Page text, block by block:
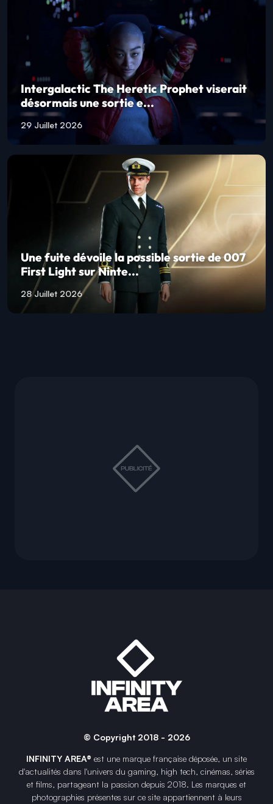
Intergalactic The Heretic Prophet viserait
désormais une sortie e...
29 Juillet 2026
Une fuite dévoile la possible sortie de 007
First Light sur Ninte...
28 Juillet 2026
© Copyright 2018 - 2026
INFINITY AREA® est une marque française déposée, un site
d'actualités dans l'univers du gaming, high tech, cinémas, séries
et films, partageant la passion depuis 2018. Les marques et
photographies présentes sur ce site appartiennent à leurs